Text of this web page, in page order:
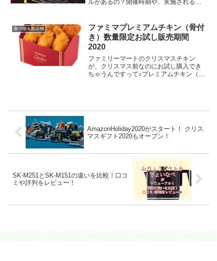
ルがあるの？開催時期や、実施される店
食べ物＆飲み物
ファミマプレミアムチキン（骨付
き）数量限定お試し販売期間
2020
ファミリーマートのクリスマスチキン
が、クリスマス前なのにお試し購入でき
ちゃうんですって♪プレミアムチキン（骨
AmazonHoliday2020がスタート！ クリス
マスギフト2020もオープン！
SK-M251とSK-M151の違いを比較！口コ
ミや評判をレビュー！